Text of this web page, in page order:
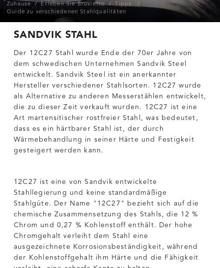
Zuhause Erleben Sie Brusletto
Tipps
Guide zu verschiedenen Stahlqualitäten
SANDVIK STAHL
Der 12C27 Stahl wurde Ende der 70er Jahre von
dem schwedischen Unternehmen Sandvik Steel
entwickelt. Sandvik Steel ist ein anerkannter
Hersteller verschiedener Stahlsorten. 12C27 wurde
als Alternative zu anderen Messerstählen entwickelt,
die zu dieser Zeit verkauft wurden. 12C27 ist eine
Art martensitischer rostfreier Stahl, was bedeutet,
dass es ein härtbarer Stahl ist, der durch
Wärmebehandlung in seiner Härte und Festigkeit
gesteigert werden kann.
12C27 ist eine von Sandvik entwickelte
Stahllegierung und keine standardmäßige
Stahlgüte. Der Name "12C27" bezieht sich auf die
chemische Zusammensetzung des Stahls, die 12 %
Chrom und 0,27 % Kohlenstoff enthält. Der hohe
Chromgehalt verleiht dem Stahl eine
ausgezeichnete Korrosionsbeständigkeit, während
der Kohlenstoffgehalt ihm Härte und die Fähigkeit